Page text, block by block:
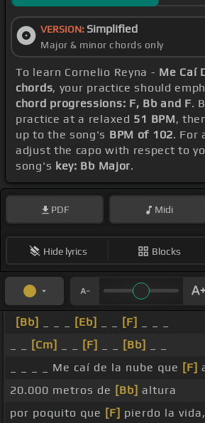
VERSION: Simplified
Major & minor chords only
To learn Cornelio Reyna - Me Caí
chords, your practice should
chord progressions: F, Bb and F.
practice at a relaxed 51 BPM,
up to the song's BPM of 102. For
adjust the capo with respect to
song's key: Bb Major.
PDF Midi
Hide lyrics Blocks
[Bb] [Eb] [F]
[Cm] [F] [Bb]
_ _ _ _ Me caí de la nube que [F]
20.000 metros de [Bb] altura
por poquito que [F] pierdo la